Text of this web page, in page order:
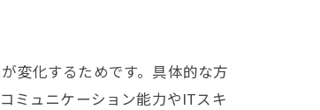
変化するためです。具体的な方
ミュニケーション能力やITスキ